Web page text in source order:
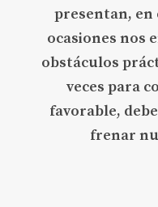
presentan, en
ocasiones nos
obstáculos
veces para
favorable,
frenar